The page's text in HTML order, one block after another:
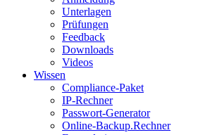
Unterlagen
Prüfungen
Feedback
Downloads
Videos
Wissen
Compliance-Paket
IP-Rechner
Passwort-Generator
Online-Backup.Rechner